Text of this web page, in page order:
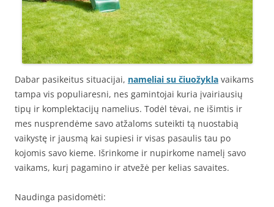
Dabar pasikeitus situacijai, nameliai su čiuožykla vaikams
tampa vis populiaresni, nes gamintojai kuria įvairiausių
tipų ir komplektacijų namelius. Todėl tėvai, ne išimtis ir
mes nusprendėme savo atžaloms suteikti tą nuostabią
vaikystę ir jausmą kai supiesi ir visas pasaulis tau po
kojomis savo kieme. Išrinkome ir nupirkome namelį savo
vaikams, kurį pagamino ir atvežė per kelias savaites.
Naudinga pasidomėti: